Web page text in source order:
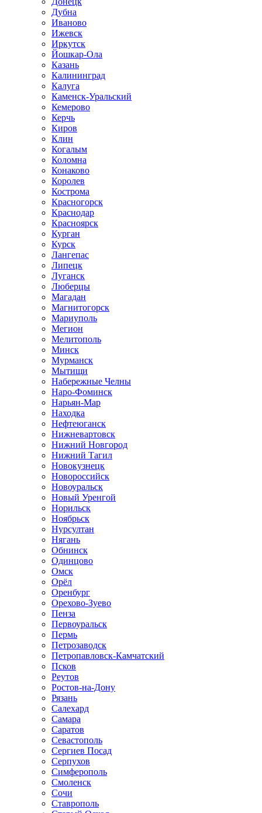
Дубна
Иваново
Ижевск
Иркутск
Йошкар-Ола
Казань
Калининград
Калуга
Каменск-Уральский
Кемерово
Керчь
Киров
Клин
Когалым
Коломна
Конаково
Королев
Кострома
Красногорск
Краснодар
Красноярск
Курган
Курск
Лангепас
Липецк
Луганск
Люберцы
Магадан
Магнитогорск
Мариуполь
Мегион
Мелитополь
Минск
Мурманск
Мытищи
Набережные Челны
Наро-Фоминск
Нарьян-Мар
Находка
Нефтеюганск
Нижневартовск
Нижний Новгород
Нижний Тагил
Новокузнецк
Новороссийск
Новоуральск
Новый Уренгой
Норильск
Ноябрьск
Нурсултан
Нягань
Обнинск
Одинцово
Омск
Орёл
Оренбург
Орехово-Зуево
Пенза
Первоуральск
Пермь
Петрозаводск
Петропавловск-Камчатский
Псков
Реутов
Ростов-на-Дону
Рязань
Салехард
Самара
Саратов
Севастополь
Сергиев Посад
Серпухов
Симферополь
Смоленск
Сочи
Ставрополь